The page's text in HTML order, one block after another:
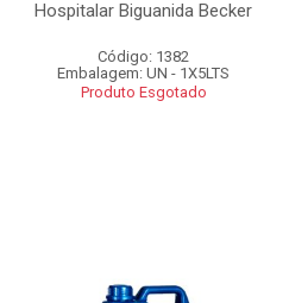
Hospitalar Biguanida Becker
Código: 1382
Embalagem: UN - 1X5LTS
Produto Esgotado